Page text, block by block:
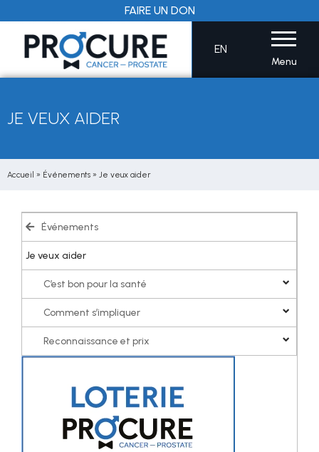
au
contenu
FAIRE UN DON
EN
Menu
JE VEUX AIDER
Accueil » Événements » Je veux aider
Événements
Je veux aider
C’est bon pour la santé
Comment s’impliquer
Reconnaissance et prix